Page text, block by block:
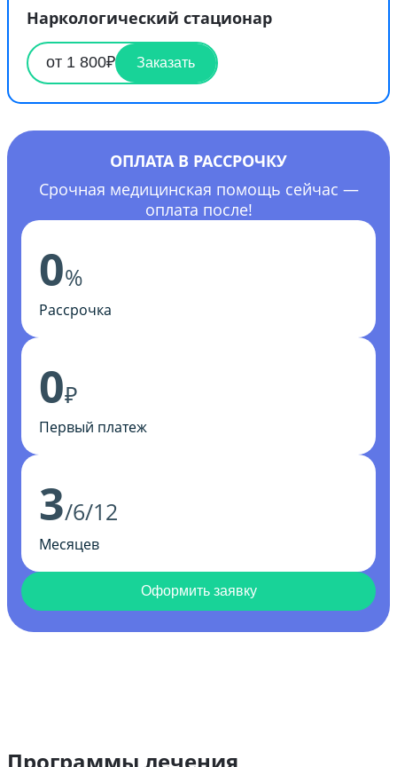
Наркологический стационар
от 1 800₽ Заказать
ОПЛАТА В РАССРОЧКУ
Срочная медицинская помощь сейчас —
оплата после!
0%
Рассрочка
0₽
Первый платеж
3/6/12
Месяцев
Оформить заявку
Программы лечения